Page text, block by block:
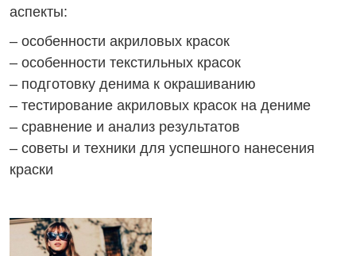
аспекты:
– особенности акриловых красок
– особенности текстильных красок
– подготовку денима к окрашиванию
– тестирование акриловых красок на дениме
– сравнение и анализ результатов
– советы и техники для успешного нанесения
краски